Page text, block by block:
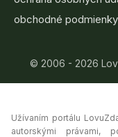
obchodné
© 2006 - 2026
Užívaním portálu
autorskými právami,